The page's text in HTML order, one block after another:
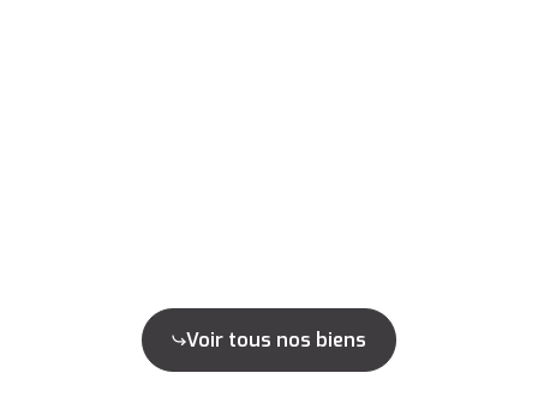
Voir tous nos biens